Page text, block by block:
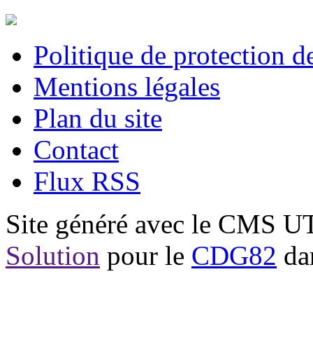
Politique de protection
Mentions légales
Plan du site
Contact
Flux RSS
Site généré avec le CMS
Solution pour le CDG82